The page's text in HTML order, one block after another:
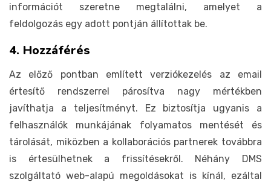
információt szeretne megtalálni, amelyet a
feldolgozás egy adott pontján állítottak be.
4. Hozzáférés
Az előző pontban említett verziókezelés az email
értesítő rendszerrel párosítva nagy mértékben
javíthatja a teljesítményt. Ez biztosítja ugyanis a
felhasználók munkájának folyamatos mentését és
tárolását, miközben a kollaborációs partnerek továbbra
is értesülhetnek a frissítésekről. Néhány DMS
szolgáltató web-alapú megoldásokat is kínál, ezáltal